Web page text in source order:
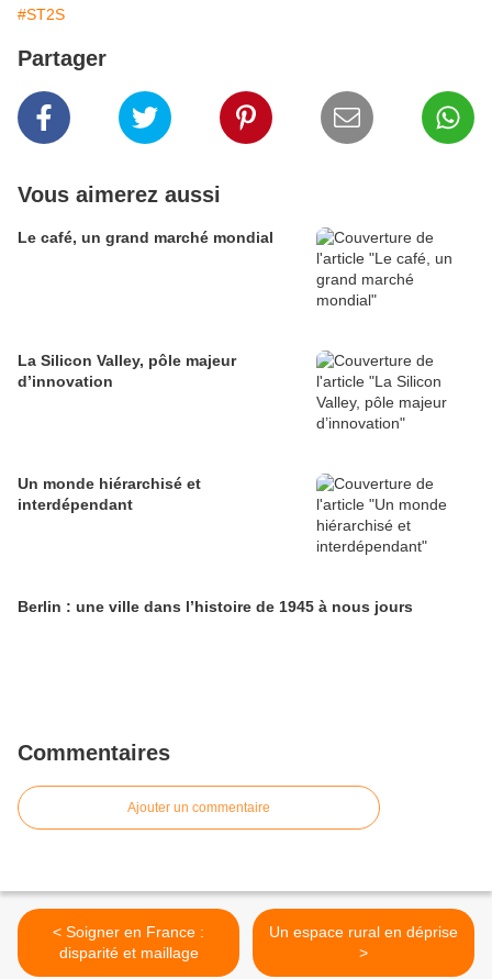
#ST2S
Partager
Vous aimerez aussi
Le café, un grand marché mondial
La Silicon Valley, pôle majeur
d’innovation
Un monde hiérarchisé et
interdépendant
Berlin : une ville dans l’histoire de 1945 à nous jours
Commentaires
Ajouter un commentaire
< Soigner en France :
disparité et maillage
Un espace rural en déprise
>